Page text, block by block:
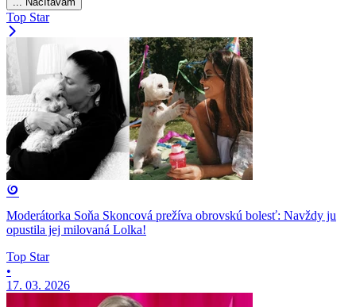
Top Star
Moderátorka Soňa Skoncová prežíva obrovskú bolesť: Navždy ju
opustila jej milovaná Lolka!
Top Star
•
17. 03. 2026